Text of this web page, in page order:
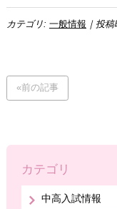
カテゴリ: 一般情報 ｜投
«前の記事
カテゴリ
中高入試情報